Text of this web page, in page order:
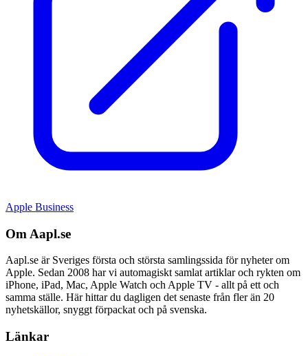
Apple Business
Om Aapl.se
Aapl.se är Sveriges första och största samlingssida för nyheter om
Apple. Sedan 2008 har vi automagiskt samlat artiklar och rykten om
iPhone, iPad, Mac, Apple Watch och Apple TV - allt på ett och
samma ställe. Här hittar du dagligen det senaste från fler än 20
nyhetskällor, snyggt förpackat och på svenska.
Länkar